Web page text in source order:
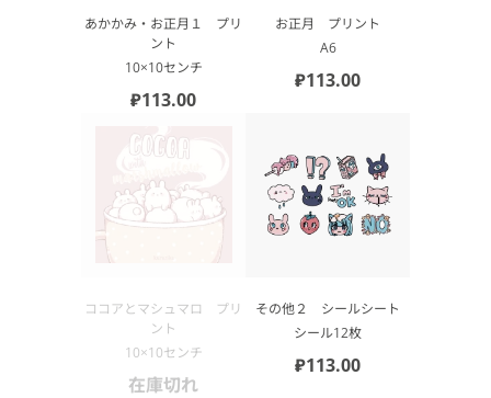
あかかみ・お正月１ プリ
ント
10×10センチ
₽113.00
お正月 プリント
А6
₽113.00
ココアとマシュマロ プリ
ント
10×10センチ
在庫切れ
その他２ シールシート
シール12枚
₽113.00